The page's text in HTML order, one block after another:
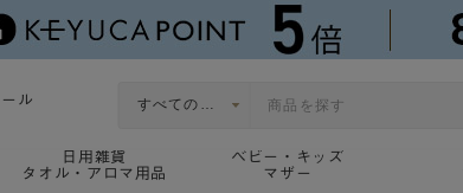
ル
日用雑貨
タオル・アロマ用品
ベビー・キッズ
マザー